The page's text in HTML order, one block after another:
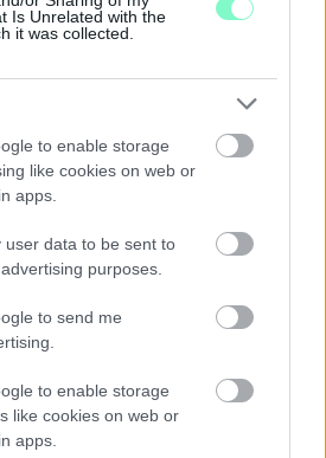
Is Unrelated with the
it was collected.
to enable storage
like cookies on web or
apps.
user data to be sent to
purposes.
to send me
to enable storage
like cookies on web or
apps.